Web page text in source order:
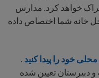
خواهد کرد. مدارس
خانه شما اختصاص داده
خود را پیدا کنید .
دبیرستان تعیین شده